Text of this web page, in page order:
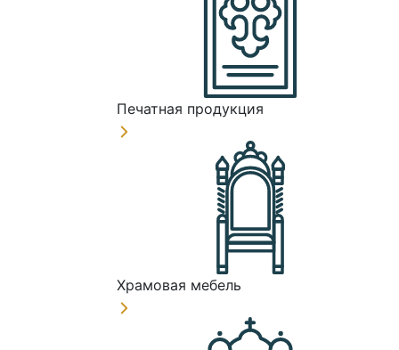
Печатная продукция
Храмовая мебель